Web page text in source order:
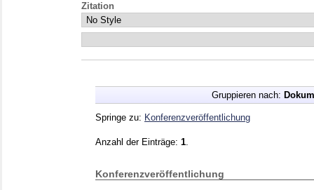
Zitation
Gruppieren nach:
Springe zu: Konferenzveröffentlichung
Anzahl der Einträge: 1
Konferenzveröffentlichung